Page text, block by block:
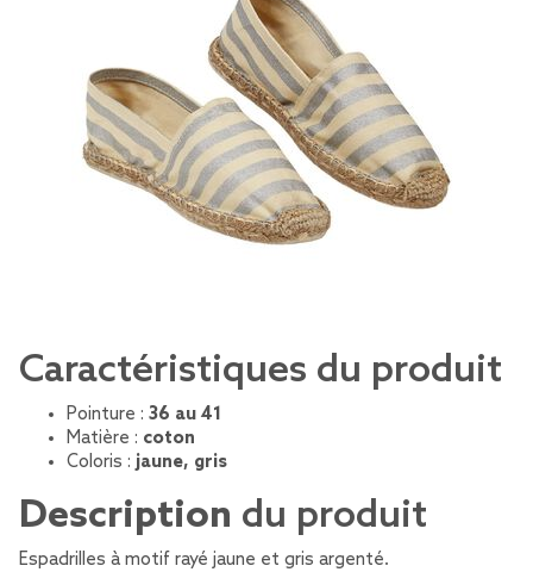
Caractéristiques du produit
Pointure : 36 au 41
Matière : coton
Coloris : jaune, gris
Description du produit
Espadrilles à motif rayé jaune et gris argenté.